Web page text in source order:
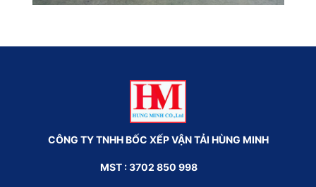
CÔNG TY TNHH BỐC XẾP VẬN TẢI HÙNG MINH
MST : 3702 850 998